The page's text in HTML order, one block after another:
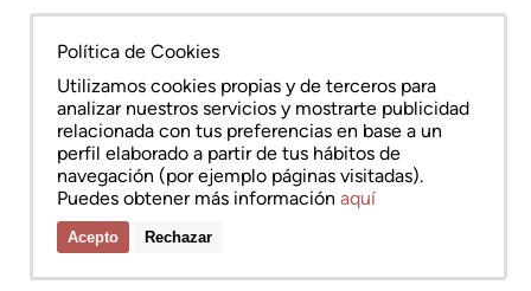
Política de Cookies
Utilizamos cookies propias y de terceros para
analizar nuestros servicios y mostrarte publicidad
relacionada con tus preferencias en base a un
perfil elaborado a partir de tus hábitos de
navegación (por ejemplo páginas visitadas).
Puedes obtener más información aquí
Acepto Rechazar